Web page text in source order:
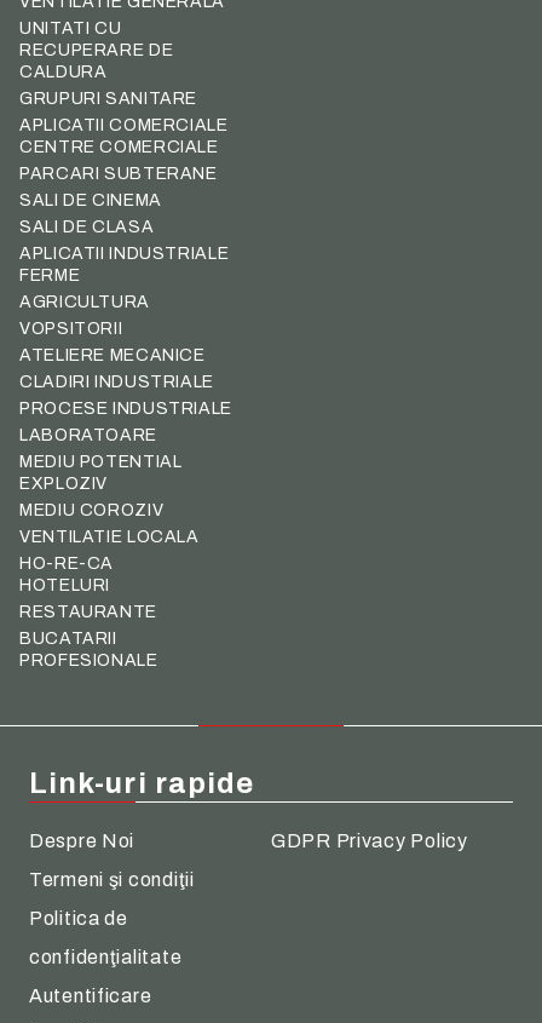
UNITATI CU
RECUPERARE DE
CALDURA
GRUPURI SANITARE
APLICATII COMERCIALE
CENTRE COMERCIALE
PARCARI SUBTERANE
SALI DE CINEMA
SALI DE CLASA
APLICATII INDUSTRIALE
FERME
AGRICULTURA
VOPSITORII
ATELIERE MECANICE
CLADIRI INDUSTRIALE
PROCESE INDUSTRIALE
LABORATOARE
MEDIU POTENTIAL
EXPLOZIV
MEDIU COROZIV
VENTILATIE LOCALA
HO-RE-CA
HOTELURI
RESTAURANTE
BUCATARII
PROFESIONALE
Link-uri rapide
Despre Noi
Termeni şi condiţii
Politica de
confidenţialitate
Autentificare
GDPR Privacy Policy